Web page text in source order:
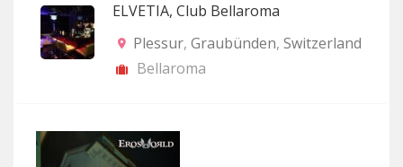
ELVETIA, Club Bellaroma
Plessur, Graubünden, Switzerland
Bellaroma